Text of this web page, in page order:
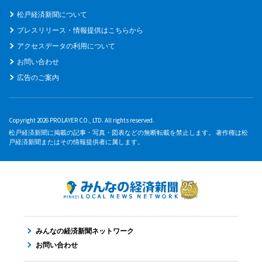
松戸経済新聞について
プレスリリース・情報提供はこちらから
アクセスデータの利用について
お問い合わせ
広告のご案内
Copyright 2026 PROLAYER CO., LTD. All rights reserved.
松戸経済新聞に掲載の記事・写真・図表などの無断転載を禁止します。 著作権は松
戸経済新聞またはその情報提供者に属します。
みんなの経済新聞ネットワーク
お問い合わせ